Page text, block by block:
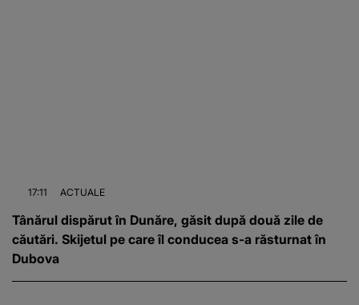
17:11 ACTUALE
Tânărul dispărut în Dunăre, găsit după două zile de
căutări. Skijetul pe care îl conducea s-a răsturnat în
Dubova